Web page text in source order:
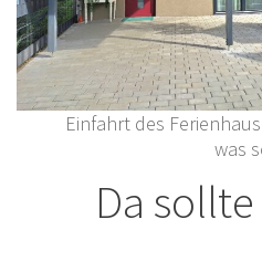
Einfahrt des
was
Da